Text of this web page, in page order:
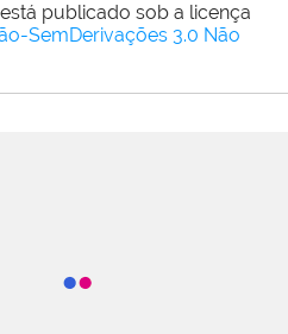
publicado sob a licença
SemDerivações 3.0 Não